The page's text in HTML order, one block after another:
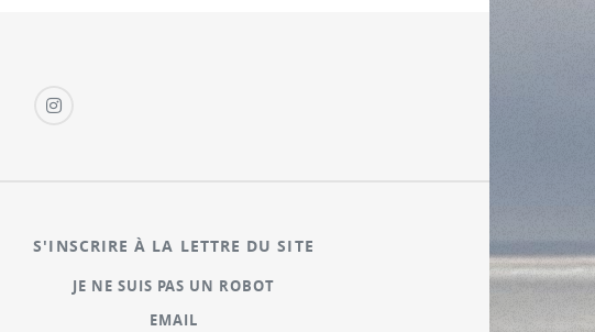
S'INSCRIRE À LA LETTRE DU SITE
JE NE SUIS PAS UN ROBOT
EMAIL